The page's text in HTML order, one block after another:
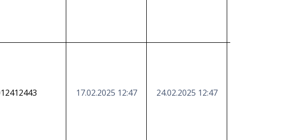
17.02.2025 12:47 24.02.2025 12:47